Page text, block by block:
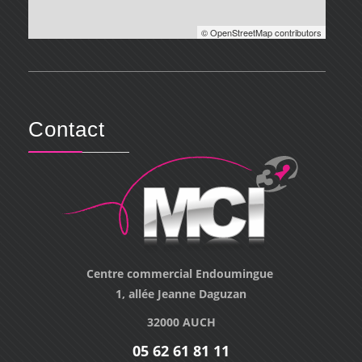
© OpenStreetMap contributors
Contact
Centre commercial Endoumingue
1, allée Jeanne Daguzan
32000 AUCH
05 62 61 81 11